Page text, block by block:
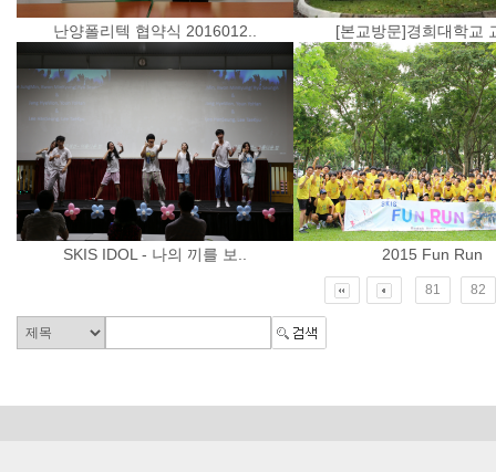
난양폴리텍 협약식 2016012.. [본교방문]경희대학교
SKIS IDOL - 나의 끼를 보.. 2015 Fun Run
81 82